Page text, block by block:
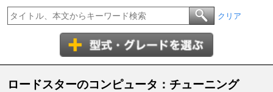
クリア
ロードスターのコンピュータ：チューニング